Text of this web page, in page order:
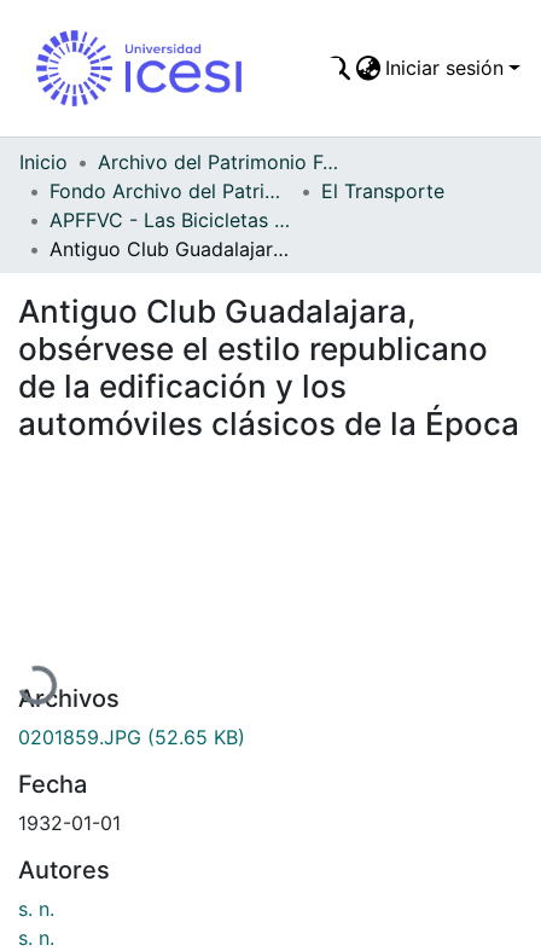
Todo DSpace
Estadísticas
Iniciar sesión
Inicio
Archivo del Patrimonio Fotográfico y Fílmico del Valle del Cauca
Fondo Archivo del Patrimonio Fotográfico y Fílmico del Valle del Cauca
El Transporte
APFFVC - Las Bicicletas y Ca - Patrimonial
Antiguo Club Guadalajara, obsérvese el estilo republicano de la edificación y los automóviles clásicos de la Época
Antiguo Club Guadalajara,
obsérvese el estilo republicano
de la edificación y los
automóviles clásicos de la Época
Cargando...
Archivos
0201859.JPG (52.65 KB)
Fecha
1932-01-01
Autores
s. n.
s. n.